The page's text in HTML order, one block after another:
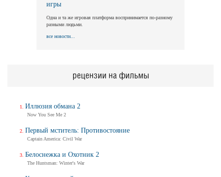
игры
Одна и та же игровая платформа воспринимается по-разному
разными людьми.
все новости...
рецензии на фильмы
Иллюзия обмана 2
Now You See Me 2
Первый мститель: Противостояние
Captain America: Civil War
Белоснежка и Охотник 2
The Huntsman: Winter's War